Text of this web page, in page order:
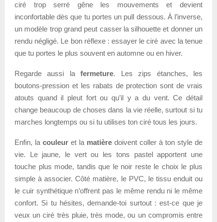
ciré trop serré gêne les mouvements et devient
inconfortable dès que tu portes un pull dessous. À l’inverse,
un modèle trop grand peut casser la silhouette et donner un
rendu négligé. Le bon réflexe : essayer le ciré avec la tenue
que tu portes le plus souvent en automne ou en hiver.
Regarde aussi lafermeture. Les zips étanches, les
boutons-pression et les rabats de protection sont de vrais
atouts quand il pleut fort ou qu’il y a du vent. Ce détail
change beaucoup de choses dans la vie réelle, surtout si tu
marches longtemps ou si tu utilises ton ciré tous les jours.
Enfin, la couleur et la matière doivent coller à ton style de
vie. Le jaune, le vert ou les tons pastel apportent une
touche plus mode, tandis que le noir reste le choix le plus
simple à associer. Côté matière, le PVC, le tissu enduit ou
le cuir synthétique n’offrent pas le même rendu ni le même
confort. Si tu hésites, demande-toi surtout : est-ce que je
veux un ciré très pluie, très mode, ou un compromis entre